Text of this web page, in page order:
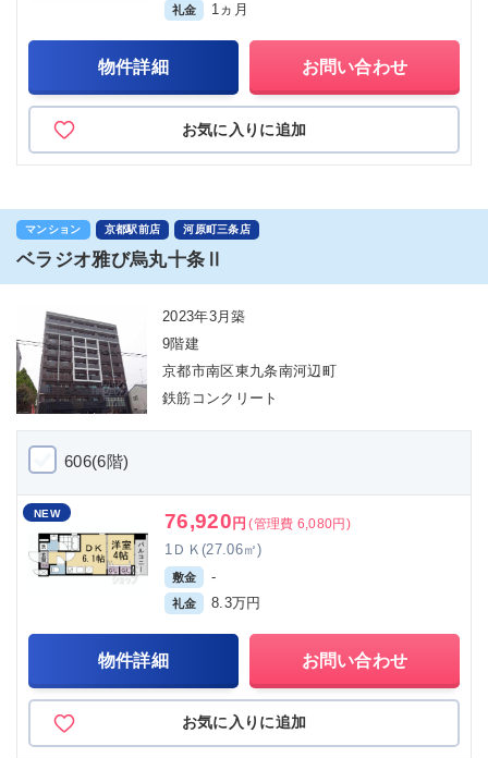
礼金 1ヵ月
物件詳細 お問い合わせ
お気に入りに追加
マンション 京都駅前店 河原町三条店
ベラジオ雅び烏丸十条Ⅱ
2023年3月築
9階建
京都市南区東九条南河辺町
鉄筋コンクリート
606(6階)
NEW 76,920円 (管理費 6,080円)
1ＤＫ(27.06㎡)
敷金 -
礼金 8.3万円
物件詳細 お問い合わせ
お気に入りに追加